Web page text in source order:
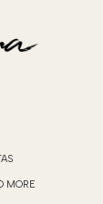
MORE